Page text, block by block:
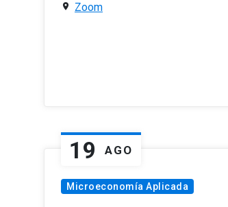
Zoom
19 AGO
Microeconomía Aplicada